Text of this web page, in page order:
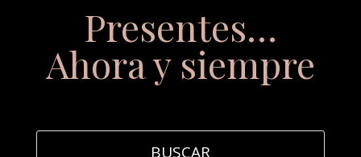
Presentes…
Ahora y siempre